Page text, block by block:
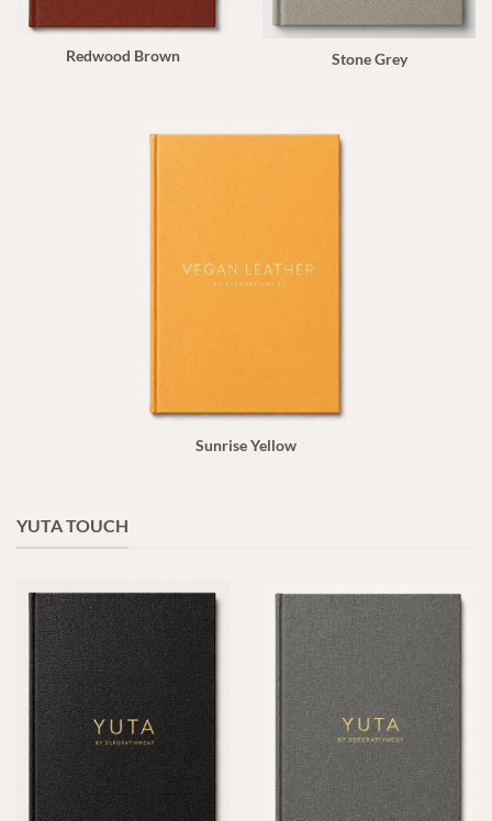
Redwood Brown Stone Grey
Sunrise Yellow
YUTA TOUCH